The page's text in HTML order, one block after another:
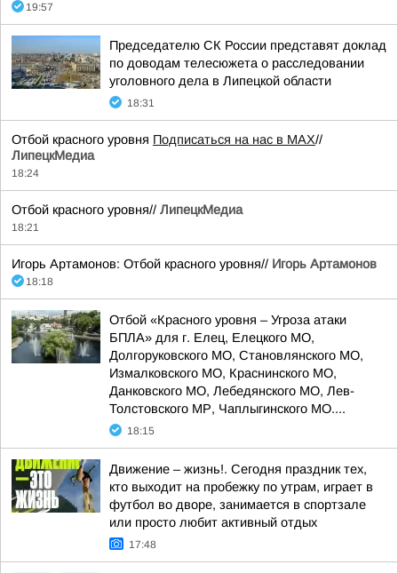
19:57
Председателю СК России представят доклад
по доводам телесюжета о расследовании
уголовного дела в Липецкой области
18:31
Отбой красного уровня Подписаться на нас в МАХ//
ЛипецкМедиа
18:24
Отбой красного уровня// ЛипецкМедиа
18:21
Игорь Артамонов: Отбой красного уровня// Игорь Артамонов
18:18
Отбой «Красного уровня – Угроза атаки
БПЛА» для г. Елец, Елецкого МО,
Долгоруковского МО, Становлянского МО,
Измалковского МО, Краснинского МО,
Данковского МО, Лебедянского МО, Лев-
Толстовского МР, Чаплыгинского МО....
18:15
Движение – жизнь!. Сегодня праздник тех,
кто выходит на пробежку по утрам, играет в
футбол во дворе, занимается в спортзале
или просто любит активный отдых
17:48